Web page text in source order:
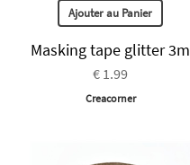
Ajouter au Panier
Masking tape glitter 3m
€ 1.99
Creacorner